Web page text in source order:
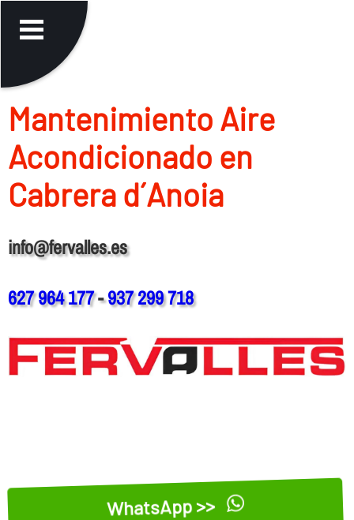
Mantenimiento Aire
Acondicionado en
Cabrera d´Anoia
info@fervalles.es
627 964 177-937 299 718
WhatsApp >>